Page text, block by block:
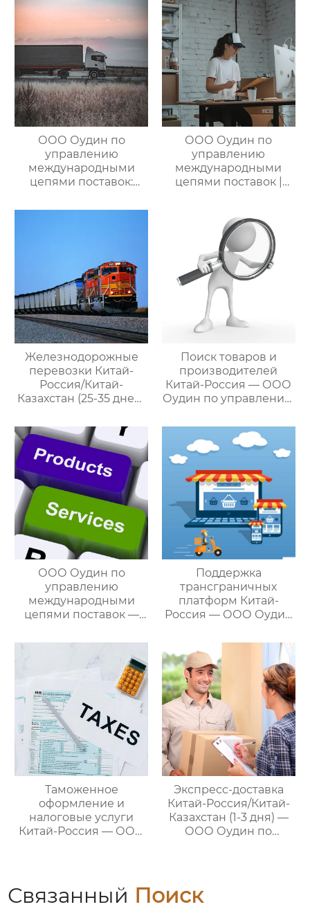
цепями поставок
международными
цепями поставок
ООО Оудин по
управлению
международными
цепями поставок:
трансграничной
предлагающий
множество
эффективных
способов доставки
для удовлетворения
различных
потребностей
клиентов
ООО Оудин по
управлению
международными
цепями поставок |
посреднических
закупок Китай-Россия:
комплексное
решение ваших
трансграничных задач
Железнодорожные
перевозки Китай-
Россия/Китай-
Казахстан (25-35 дней)
управлению
международными
цепями поставок
Поиск товаров и
производителей
Китай-Россия — ООО
Оудин по управлению
цепями поставок
ООО Оудин по
управлению
международными
цепями поставок —
мире китайско-
российских закупок
Поддержка
трансграничных
платформ Китай-
Россия — ООО Оудин
международными
цепями поставок
Таможенное
оформление и
налоговые услуги
Китай-Россия — ООО
Экспресс-доставка
Китай-Россия/Китай-
Казахстан (1-3 дня) —
ООО Оудин по
Связанный Поиск